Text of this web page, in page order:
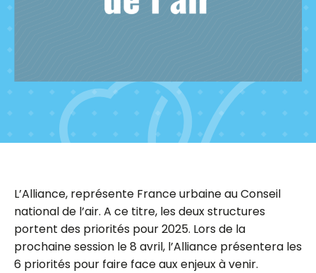
L’Alliance, représente France urbaine au Conseil
national de l’air. A ce titre, les deux structures
portent des priorités pour 2025. Lors de la
prochaine session le 8 avril, l’Alliance présentera les
6 priorités pour faire face aux enjeux à venir.